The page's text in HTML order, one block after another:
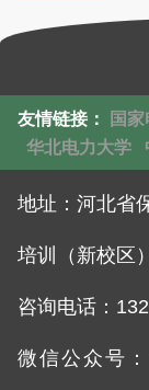
友情链接： 国
华北电力大学
地址： 河北省
培训（新校区）
咨询电话：
微信公众号